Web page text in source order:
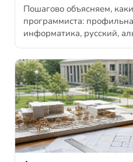
Пошагово объясняем,
программиста:
информатика, русский,